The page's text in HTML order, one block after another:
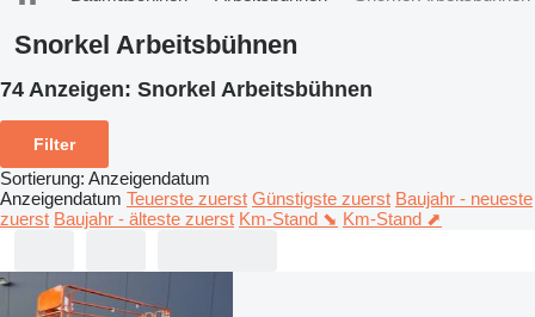
Snorkel Arbeitsbühnen
74 Anzeigen: Snorkel Arbeitsbühnen
Filter
Sortierung: Anzeigendatum
Anzeigendatum Teuerste zuerst Günstigste zuerst Baujahr - neueste
zuerst Baujahr - älteste zuerst Km-Stand ⬊ Km-Stand ⬈